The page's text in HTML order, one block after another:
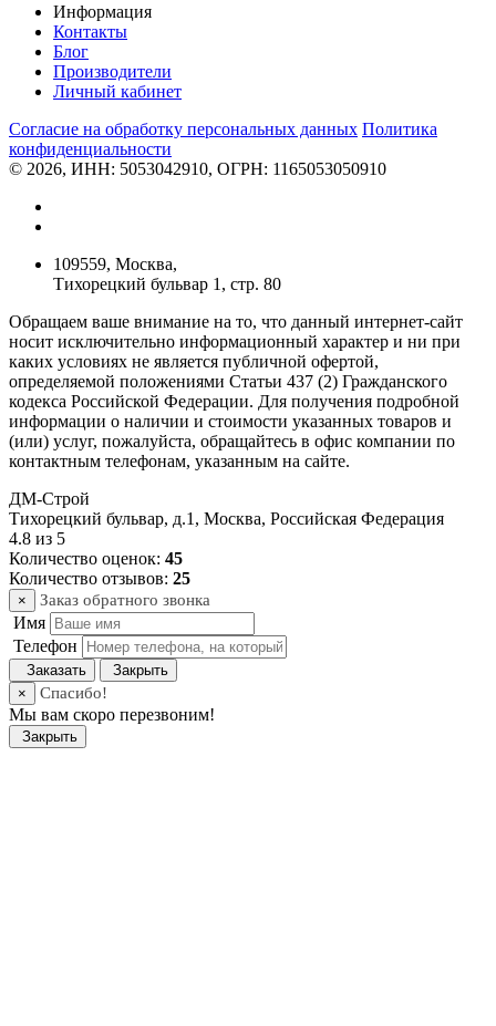
Информация
Контакты
Блог
Производители
Личный кабинет
Согласие на обработку персональных данных Политикa
конфиденциальности
© 2026, ИНН: 5053042910, ОГРН: 1165053050910
109559, Москва,
Тихорецкий бульвар 1, стр. 80
Обращаем ваше внимание на то, что данный интернет-сайт
носит исключительно информационный характер и ни при
каких условиях не является публичной офертой,
определяемой положениями Статьи 437 (2) Гражданского
кодекса Российской Федерации. Для получения подробной
информации о наличии и стоимости указанных товаров и
(или) услуг, пожалуйста, обращайтесь в офис компании по
контактным телефонам, указанным на сайте.
ДМ-Строй
Тихорецкий бульвар, д.1 , Москва, Российская Федерация
4.8 из 5
Количество оценок: 45
Количество отзывов: 25
× Заказ обратного звонка
Имя
Телефон
Заказать
Закрыть
×
Спасибо!
Мы вам скоро перезвоним!
Закрыть